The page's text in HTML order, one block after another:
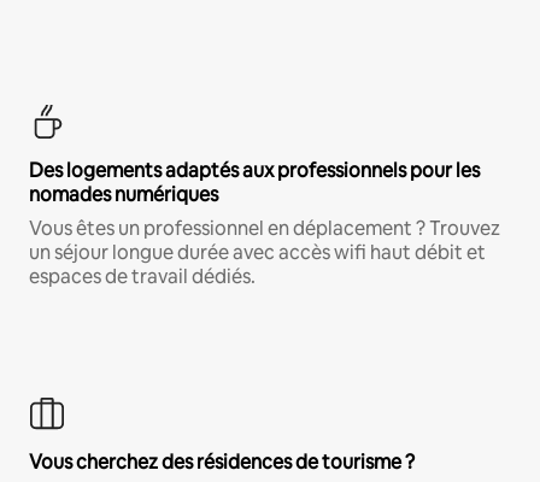
Des logements adaptés aux professionnels pour les
nomades numériques
Vous êtes un professionnel en déplacement ? Trouvez
un séjour longue durée avec accès wifi haut débit et
espaces de travail dédiés.
Vous cherchez des résidences de tourisme ?